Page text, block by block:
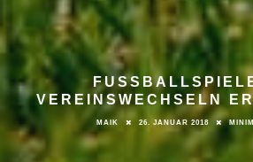
EREINSWECHSELN
MAIK 26. JANUAR 2018